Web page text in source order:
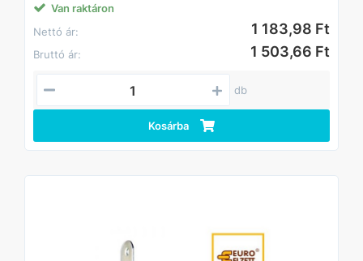
jobbos.Van raktáron
Nettó ár:
1 183,98 Ft
Bruttó ár: 1 503,66 Ft
db
Kosárba